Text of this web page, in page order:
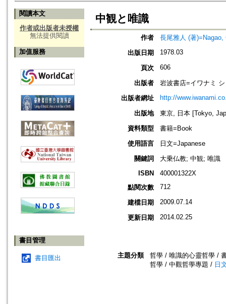
閱讀本文
作者或出版者未授權
無法提供閱讀
加值服務
書目管理
書目匯出
中観と唯識
作者
長尾雅人 (著)=Nagao,
出版日期
1978.03
頁次 606
出版者
岩波書店=イワナミ
出版者網址
http://
出版地
東京, 日本 [Tokyo,
資料類型
書籍=Book
使用語言
日文=Japanese
關鍵詞
大乗仏教; 中観; 唯識
ISBN
400001322X
點閱次數
712
建檔日期 2009.07.14
更新日期 2014.02.25
主題分類
哲學 / 唯識的心靈哲學 /
哲學 / 中觀哲學專題 / 日